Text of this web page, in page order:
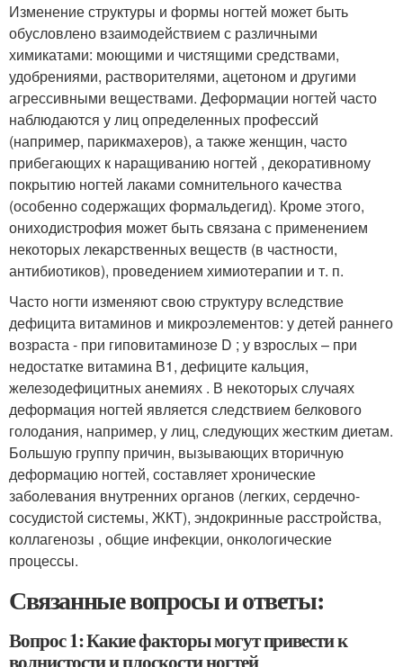
Изменение структуры и формы ногтей может быть
обусловлено взаимодействием с различными
химикатами: моющими и чистящими средствами,
удобрениями, растворителями, ацетоном и другими
агрессивными веществами. Деформации ногтей часто
наблюдаются у лиц определенных профессий
(например, парикмахеров), а также женщин, часто
прибегающих к наращиванию ногтей , декоративному
покрытию ногтей лаками сомнительного качества
(особенно содержащих формальдегид). Кроме этого,
ониходистрофия может быть связана с применением
некоторых лекарственных веществ (в частности,
антибиотиков), проведением химиотерапии и т. п.
Часто ногти изменяют свою структуру вследствие
дефицита витаминов и микроэлементов: у детей раннего
возраста - при гиповитаминозе D ; у взрослых – при
недостатке витамина В1, дефиците кальция,
железодефицитных анемиях . В некоторых случаях
деформация ногтей является следствием белкового
голодания, например, у лиц, следующих жестким диетам.
Большую группу причин, вызывающих вторичную
деформацию ногтей, составляет хронические
заболевания внутренних органов (легких, сердечно-
сосудистой системы, ЖКТ), эндокринные расстройства,
коллагенозы , общие инфекции, онкологические
процессы.
Связанные вопросы и ответы:
Вопрос 1: Какие факторы могут привести к
волнистости и плоскости ногтей